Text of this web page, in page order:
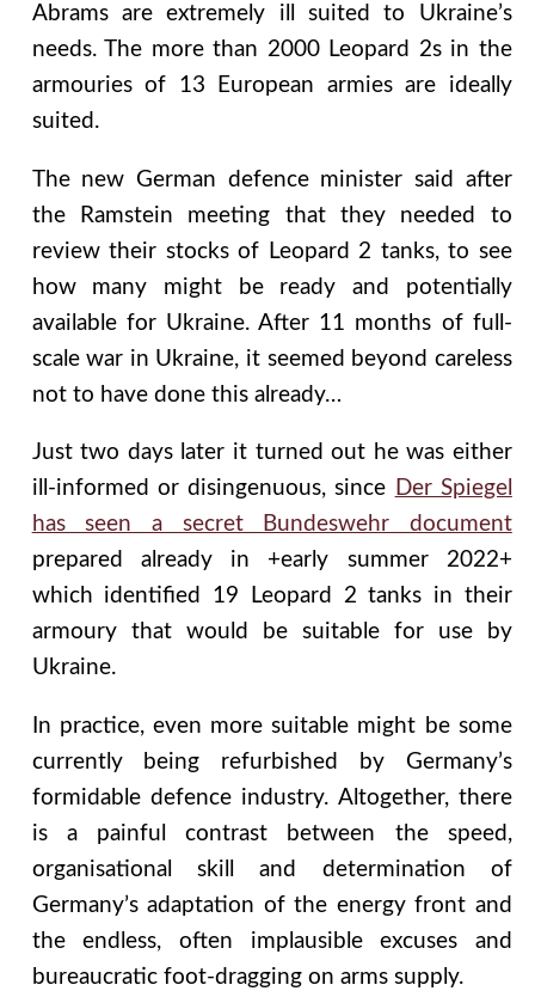
Abrams are extremely ill suited to Ukraine’s
needs. The more than 2000 Leopard 2s in the
armouries of 13 European armies are ideally
suited.
The new German defence minister said after
the Ramstein meeting that they needed to
review their stocks of Leopard 2 tanks, to see
how many might be ready and potentially
available for Ukraine. After 11 months of full-
scale war in Ukraine, it seemed beyond careless
not to have done this already…
Just two days later it turned out he was either
ill-informed or disingenuous, since Der Spiegel
has seen a secret Bundeswehr document
prepared already in +early summer 2022+
which identified 19 Leopard 2 tanks in their
armoury that would be suitable for use by
Ukraine.
In practice, even more suitable might be some
currently being refurbished by Germany’s
formidable defence industry. Altogether, there
is a painful contrast between the speed,
organisational skill and determination of
Germany’s adaptation of the energy front and
the endless, often implausible excuses and
bureaucratic foot-dragging on arms supply.